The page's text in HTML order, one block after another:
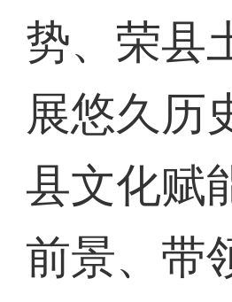
势、荣县
展悠久历
县文化赋
前景、带